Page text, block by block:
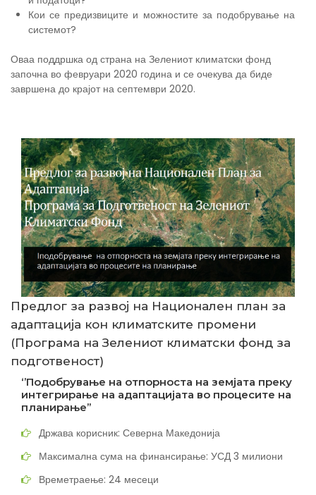
Кои се предизвиците и можностите за подобрување на
системот?
Оваа поддршка од страна на Зелениот климатски фонд
започна во февруари 2020 година и се очекува да биде
завршена до крајот на септември 2020.
Предлог за развој на Национален план за
адаптација кон климатските промени
(Програма на Зелениот климатски фонд за
подготвеност)
‘’Подобрување на отпорноста на земјата преку
интегрирање на адаптацијата во процесите на
планирање’’
Држава корисник: Северна Македонија
Максимална сума на финансирање: УСД 3 милиони
Времетраење: 24 месеци